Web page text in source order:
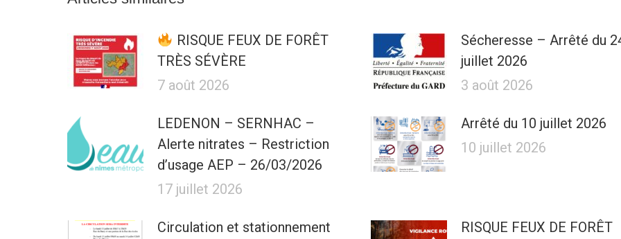
RISQUE FEUX DE FORÊT
TRÈS SÉVÈRE
7 août 2026
Sécheresse – Arrêté du
juillet 2026
3 août 2026
LEDENON – SERNHAC –
Alerte nitrates – Restriction
d’usage AEP – 26/03/2026
17 juillet 2026
Arrêté du 10 juillet 2026
10 juillet 2026
Circulation et stationnement
RISQUE FEUX DE FORÊT